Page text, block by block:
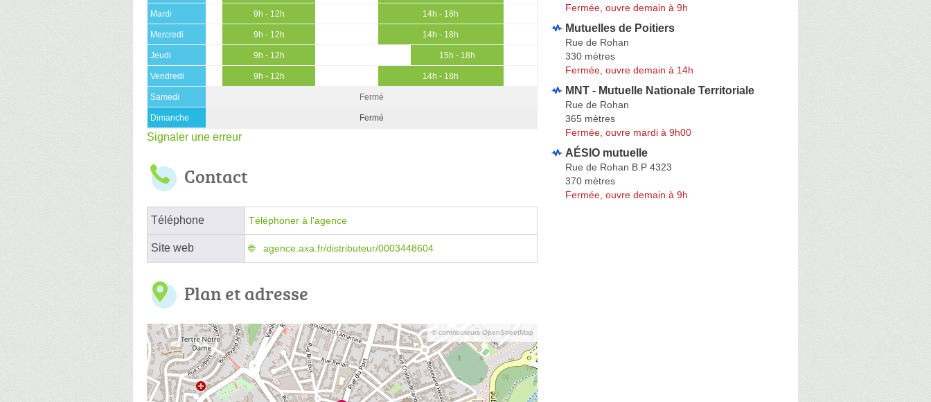
Mardi 9h - 12h 14h - 18h
Mercredi 9h - 12h 14h - 18h
Jeudi 9h - 12h 15h - 18h
Vendredi 9h - 12h 14h - 18h
Samedi Fermé
Dimanche Fermé
Signaler une erreur
Contact
Téléphone Téléphoner à l'agence
Site web agence.axa.fr/distributeur/0003448604
Plan et adresse
© contributeurs OpenStreetMap
Fermée, ouvre demain à 9h
Mutuelles de Poitiers
Rue de Rohan
330 mètres
Fermée, ouvre demain à 14h
MNT - Mutuelle Nationale Territoriale
Rue de Rohan
365 mètres
Fermée, ouvre mardi à 9h00
AÉSIO mutuelle
Rue de Rohan B.P 4323
370 mètres
Fermée, ouvre demain à 9h